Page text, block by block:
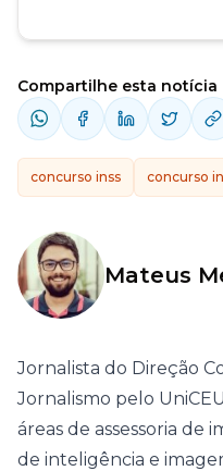
Compartilhe esta notícia
concurso inss concurso
Mateus
Jornalista do Direção
Jornalismo pelo
áreas de assessoria de
de inteligência e